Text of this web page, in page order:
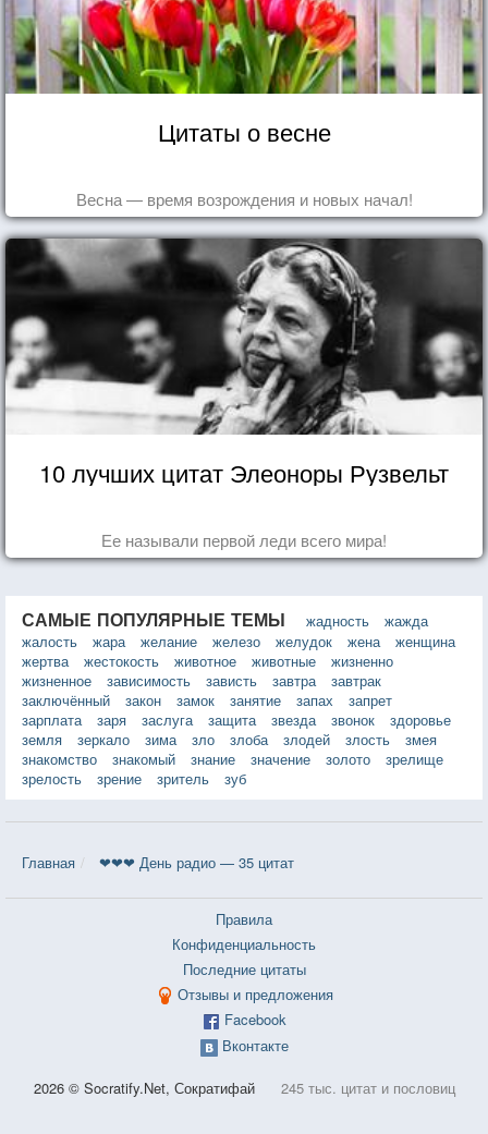
Цитаты о весне
Весна — время возрождения и новых начал!
10 лучших цитат Элеоноры Рузвельт
Ее называли первой леди всего мира!
САМЫЕ ПОПУЛЯРНЫЕ ТЕМЫ жадность
жажда
жалость
жара желание железо желудок жена
женщина
жертва
жестокость животное животные
жизненно
жизненное
зависимость зависть завтра
завтрак
заключённый
закон замок занятие запах
запрет
зарплата
заря заслуга защита звезда звонок
здоровье
земля
зеркало зима зло злоба злодей злость
змея
знакомство
знакомый знание значение золото
зрелище
зрелость
зрение зритель зуб
Главная ❤❤❤ День радио — 35 цитат
Правила
Конфиденциальность
Последние цитаты
Отзывы и предложения
Facebook
Вконтакте
2026 © Socratify.Net, Сократифай 245 тыс. цитат и пословиц